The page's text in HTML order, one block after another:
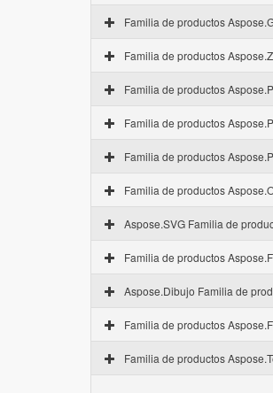
Familia de productos
Familia de productos
Familia de productos
Familia de productos
Familia de productos
Familia de productos
Aspose.SVG Familia de
Familia de productos
Aspose.Dibujo Familia de
Familia de productos
Familia de productos